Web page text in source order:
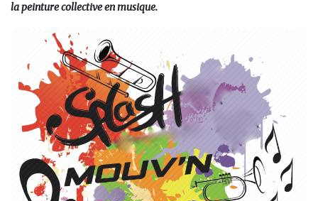
la peinture collective en musique.